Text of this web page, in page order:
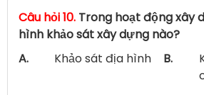
Câu hỏi 10. Trong hoạt động xây
hình khảo sát xây dựng nào?
A.
Khảo sát địa hình B.